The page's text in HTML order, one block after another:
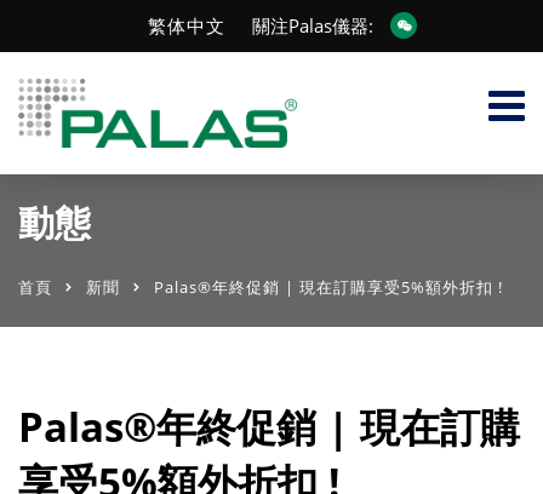
繁体中文 關注Palas儀器:
動態
首頁 新聞 Palas®年終促銷 | 現在訂購享受5%額外折扣 !
Palas®年終促銷 | 現在訂購
享受5%額外折扣 !